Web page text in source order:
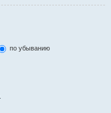
по убыванию